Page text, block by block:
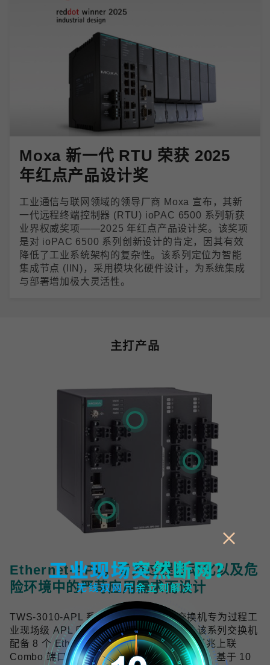
Moxa 新一代 RTU 荣获 2025
年红点产品设计奖
工业通信与联网领域的领导厂商 Moxa 宣布，其新
一代远程终端控制器 (RTU) ioPAC 6500 系列斩获
业界权威奖项——2025 年红点产品设计奖。该奖项
是对 ioPAC 6500 系列创新设计的肯定，因其有效
降低了工业系统架构的复杂性。该系列定位为智能
集成节点 (IIN)，采用模块化硬件设计，为系统集成
与部署增加极大灵活性。
主打产品
Ethernet-APL，专为过程自动化以及危
险环境中的严苛应用需求而设计
TWS-3010-APL 系列工业双线以太网交换机专为过程工
业现场级 APL 应用提供可靠的网络连接，该系列交换机
配备 8 个 Ethernet-APL spur 端口与 2 个千兆上联
Combo 端口，符合 Ethernet-APL 技术规范，基于 10